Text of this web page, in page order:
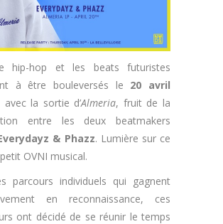
hip-hop et les beats futuristes
à être bouleversés le 20 avril
avec la sortie d’Almeria, fruit de la
entre les deux beatmakers
& Phazz. Lumière sur ce
OVNI musical.
parcours individuels qui gagnent
en reconnaissance, ces
ont décidé de se réunir le temps